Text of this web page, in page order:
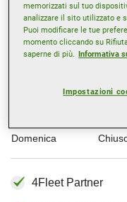
Lunedì
Martedì
Mercoledì
08:00-
Domenica
4Fleet Partner
memorizzati sul tuo
analizzare il sito utilizzato e
Puoi modificare le tue
momento cliccando su
saperne di più. Informativa
Impostazioni